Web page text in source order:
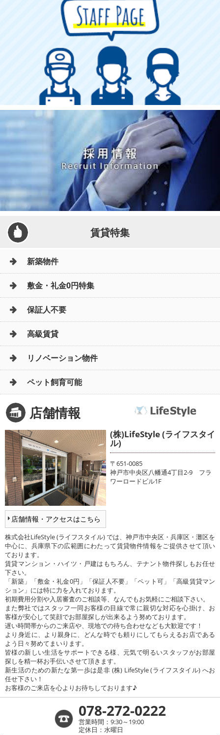
賃貸特集
新築物件
敷金・礼金0円特集
保証人不要
高級賃貸
リノベーション物件
ペット飼育可能
店舗情報
店舗情報・アクセスはこちら
(株)LifeStyle (ライフスタイ
ル)
〒651-0085
神戸市中央区八幡通4丁目2-9 フラ
ワーロードビル1F
株式会社LifeStyle (ライフスタイル) では、神戸市中央区・兵庫区・灘区を
中心に、兵庫県下の広範囲にわたって賃貸物件情報をご提供させて頂い
ております。
賃貸マンション・ハイツ・戸建はもちろん、テナント物件探しもお任せ
下さい。
「新築」「敷金・礼金0円」「保証人不要」「ペット可」「高級賃貸マン
ション」には特に力を入れております。
初期費用分割や入居審査のご相談等、なんでもお気軽にご相談下さい。
また弊社ではスタッフ一同お客様の目線で常に親切な対応を心掛け、お
客様が安心して笑顔でお部屋探しが出来るよう努めております。
遅い時間帯からのご来店や、現地での待ち合わせなども大歓迎です！
より身近に、より親身に、どんな時でも頼りにしてもらえるお店である
よう日々努めてまいります。
皆様の新しい生活をサポートできる様、元気で明るいスタッフがお部屋
探しを精一杯お手伝いさせて頂きます。
新生活のための新たな第一歩は是非 (株) LifeStyle (ライフスタイル) へお
任せ下さい！
お客様のご来店を心よりお待ちしております♪
078-272-0222
営業時間：9:30～19:00
定休日：水曜日